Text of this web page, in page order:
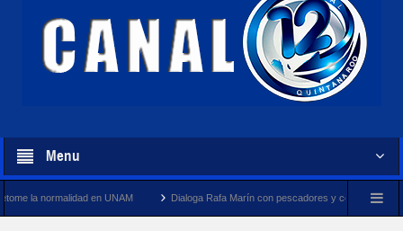
Menu
en UNAM Dialoga Rafa Marín con pescadores y cooperativistas turísticos de